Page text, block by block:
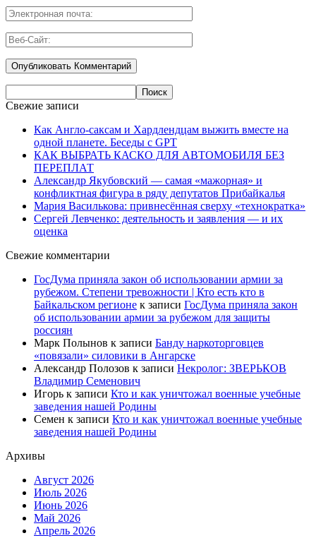
Свежие записи
Как Англо-саксам и Хардлендцам выжить вместе на
одной планете. Беседы с GPT
КАК ВЫБРАТЬ КАСКО ДЛЯ АВТОМОБИЛЯ БЕЗ
ПЕРЕПЛАТ
Александр Якубовский — самая «мажорная» и
конфликтная фигура в ряду депутатов Прибайкалья
Мария Василькова: привнесённая сверху «технократка»
Сергей Левченко: деятельность и заявления — и их
оценка
Свежие комментарии
ГосДума приняла закон об использовании армии за
рубежом. Степени тревожности | Кто есть кто в
Байкальском регионе к записи ГосДума приняла закон
об использовании армии за рубежом для защиты
россиян
Марк Полынов к записи Банду наркоторговцев
«повязали» силовики в Ангарске
Александр Полозов к записи Некролог: ЗВЕРЬКОВ
Владимир Семенович
Игорь к записи Кто и как уничтожал военные учебные
заведения нашей Родины
Семен к записи Кто и как уничтожал военные учебные
заведения нашей Родины
Архивы
Август 2026
Июль 2026
Июнь 2026
Май 2026
Апрель 2026